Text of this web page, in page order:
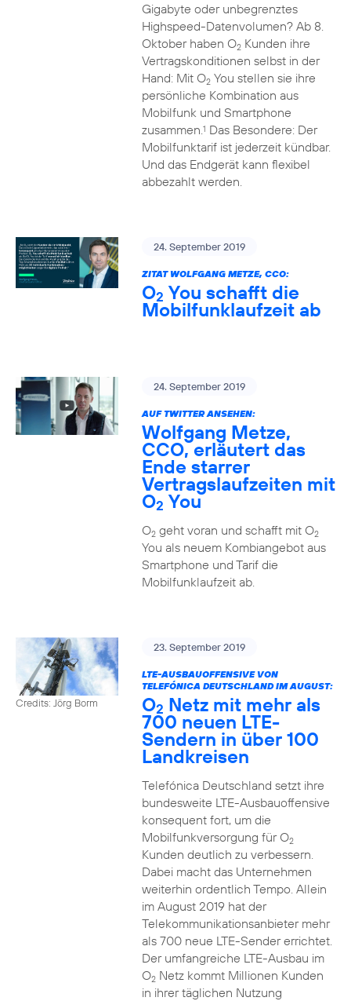
Gigabyte oder unbegrenztes
Highspeed-Datenvolumen? Ab 8.
Oktober haben O2Kunden ihre
Vertragskonditionen selbst in der
Hand: Mit O2You stellen sie ihre
persönliche Kombination aus
Mobilfunk und Smartphone
zusammen.1 Das Besondere: Der
Mobilfunktarif ist jederzeit kündbar.
Und das Endgerät kann flexibel
abbezahlt werden.
24. September 2019
ZITAT WOLFGANG METZE, CCO:
O2 You schafft die
Mobilfunklaufzeit ab
24. September 2019
AUF TWITTER ANSEHEN:
Wolfgang Metze,
CCO, erläutert das
Ende starrer
Vertragslaufzeiten mit
O2 You
O2geht voran und schafft mit O2
You als neuem Kombiangebot aus
Smartphone und Tarif die
Mobilfunklaufzeit ab.
Credits: Jörg Borm
23. September 2019
LTE-AUSBAUOFFENSIVE VON
TELEFÓNICA DEUTSCHLAND IM AUGUST:
O2 Netz mit mehr als
700 neuen LTE-
Sendern in über 100
Landkreisen
Telefónica Deutschland setzt ihre
bundesweite LTE-Ausbauoffensive
konsequent fort, um die
Mobilfunkversorgung für O2
Kunden deutlich zu verbessern.
Dabei macht das Unternehmen
weiterhin ordentlich Tempo. Allein
im August 2019 hat der
Telekommunikationsanbieter mehr
als 700 neue LTE-Sender errichtet.
Der umfangreiche LTE-Ausbau im
O2Netz kommt Millionen Kunden
in ihrer täglichen Nutzung